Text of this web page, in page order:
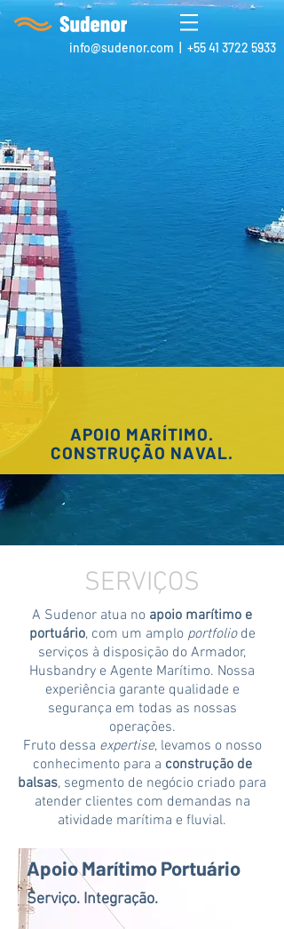
info@sudenor.com | +55 41 3722 5933
APOIO MARÍTIMO.
CONSTRUÇÃO NAVAL.
SERVIÇOS
A Sudenor atua no apoio marítimo e
portuário, com um amplo portfoliode
serviços à disposição do Armador,
Husbandry e Agente Marítimo. Nossa
experiência garante qualidade e
segurança em todas as nossas
operações.
Fruto dessa expertise, levamos o nosso
conhecimento para a construção de
balsas, segmento de negócio criado para
atender clientes com demandas na
atividade marítima e fluvial.
Apoio Marítimo Portuário
Serviço. Integração.